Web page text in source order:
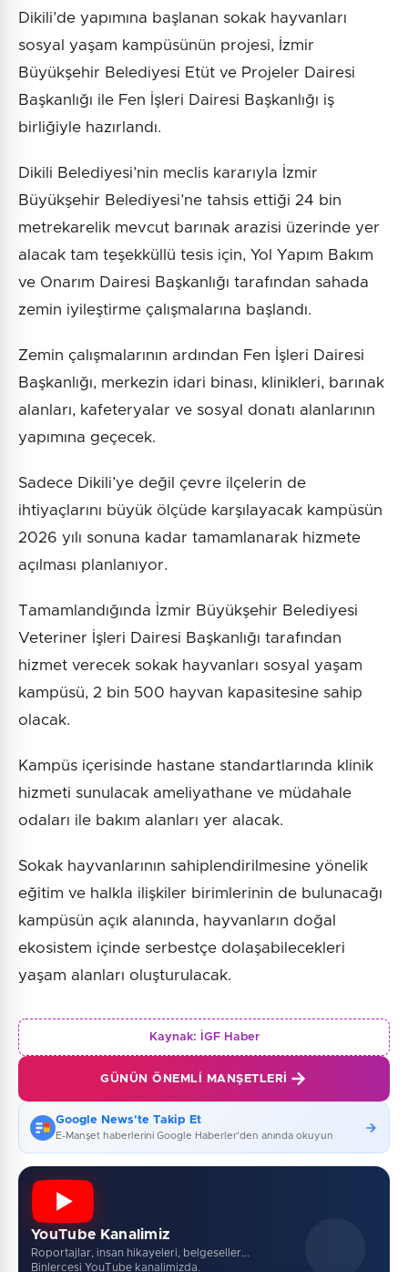
Dikili’de yapımına başlanan sokak hayvanları
sosyal yaşam kampüsünün projesi, İzmir
Büyükşehir Belediyesi Etüt ve Projeler Dairesi
Başkanlığı ile Fen İşleri Dairesi Başkanlığı iş
birliğiyle hazırlandı.
Dikili Belediyesi’nin meclis kararıyla İzmir
Büyükşehir Belediyesi’ne tahsis ettiği 24 bin
metrekarelik mevcut barınak arazisi üzerinde yer
alacak tam teşekküllü tesis için, Yol Yapım Bakım
ve Onarım Dairesi Başkanlığı tarafından sahada
zemin iyileştirme çalışmalarına başlandı.
Zemin çalışmalarının ardından Fen İşleri Dairesi
Başkanlığı, merkezin idari binası, klinikleri, barınak
alanları, kafeteryalar ve sosyal donatı alanlarının
yapımına geçecek.
Sadece Dikili’ye değil çevre ilçelerin de
ihtiyaçlarını büyük ölçüde karşılayacak kampüsün
2026 yılı sonuna kadar tamamlanarak hizmete
açılması planlanıyor.
Tamamlandığında İzmir Büyükşehir Belediyesi
Veteriner İşleri Dairesi Başkanlığı tarafından
hizmet verecek sokak hayvanları sosyal yaşam
kampüsü, 2 bin 500 hayvan kapasitesine sahip
olacak.
Kampüs içerisinde hastane standartlarında klinik
hizmeti sunulacak ameliyathane ve müdahale
odaları ile bakım alanları yer alacak.
Sokak hayvanlarının sahiplendirilmesine yönelik
eğitim ve halkla ilişkiler birimlerinin de bulunacağı
kampüsün açık alanında, hayvanların doğal
ekosistem içinde serbestçe dolaşabilecekleri
yaşam alanları oluşturulacak.
Kaynak: İGF Haber
GÜNÜN ÖNEMLI MANŞETLERI
Google News'te Takip Et
E-Manşet haberlerini Google Haberler'den anında okuyun
YouTube Kanalimiz
Roportajlar, insan hikayeleri, belgeseller...
Binlercesi YouTube kanalimizda.